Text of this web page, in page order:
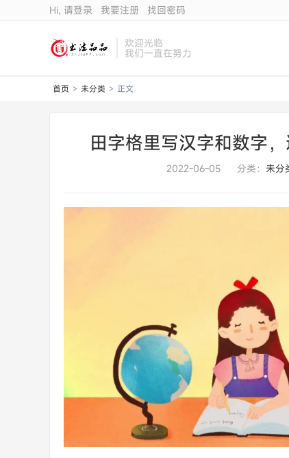
Hi, 请登录 我要注册 找回密码
欢迎光临
我们一直在努力
首页 > 未分类 > 正文
田字格里写汉字和数字
2022-06-05 分类： 未分